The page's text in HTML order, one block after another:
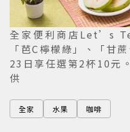
全家便利商店Let’s
「芭C檸檬綠」、「甘
23日享任選第2杯10元
供
全家 水果 咖啡